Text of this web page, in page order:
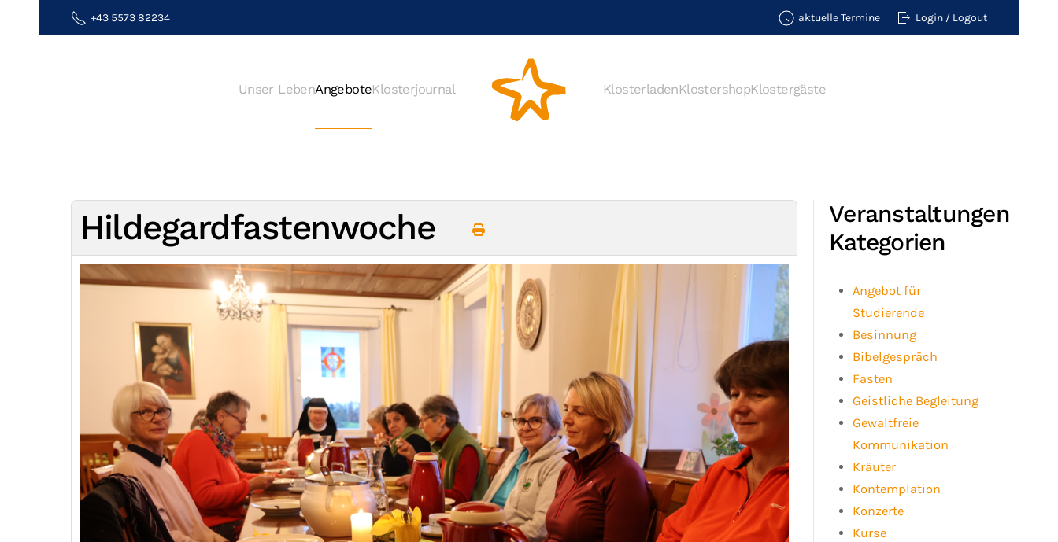
+43 5573 82234 aktuelle Termine Login / Logout
Unser LebenAngeboteKlosterjournal KlosterladenKlostershopKlostergäste
Hildegardfastenwoche
Veranstaltungen
Kategorien
Angebot für
Studierende
Besinnung
Bibelgespräch
Fasten
Geistliche Begleitung
Gewaltfreie
Kommunikation
Kräuter
Kontemplation
Konzerte
Kurse